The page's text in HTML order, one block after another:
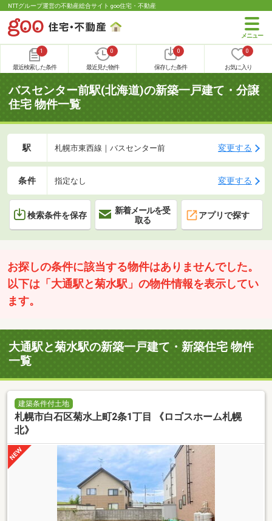
NTTグループ運営の不動産総合サイト goo住宅・不動産
1
最近検索した条件
0
最近見た物件
0
保存した条件
0
お気に入り
バスセンター前駅(北海道)の新築一戸建て・分譲
住宅 物件一覧
駅 札幌市東西線｜バスセンター前 変更する
条件 指定なし 変更する
検索条件を保存
新着メールを受
取る
アプリで探す
お探しの条件に該当する物件はありませんでした。
以下は「大通駅と菊水駅」の物件情報を表示してい
ます。
大通駅と菊水駅の新築一戸建て・新築住宅 物件
一覧
建築条件付土地
札幌市白石区菊水上町2条1丁目 《ロゴスホーム札幌
北》